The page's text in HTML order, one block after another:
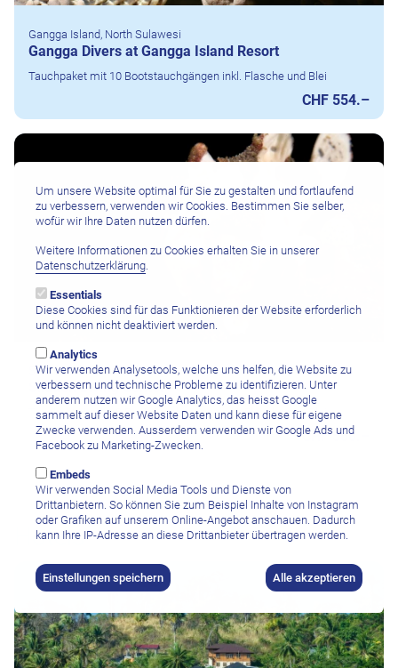
Gangga Island, North Sulawesi
Gangga Divers at Gangga Island Resort
Tauchpaket mit 10 Bootstauchgängen inkl. Flasche und Blei
CHF 554.–
Siladen Island, North Sulawesi
Siladen Diving Center
Tauchpaket mit 10 Bootstauchgängen inkl. Flasche und Blei
CHF 560.–
Hotels
Um unsere Website optimal für Sie zu gestalten und fortlaufend
zu verbessern, verwenden wir Cookies. Bestimmen Sie selber,
wofür wir Ihre Daten nutzen dürfen.
Weitere Informationen zu Cookies erhalten Sie in unserer
Datenschutzerklärung
Essentials
Diese Cookies sind für das Funktionieren der Website erforderlich
und können nicht deaktiviert werden.
Analytics
Wir verwenden Analysetools, welche uns helfen, die Website zu
verbessern und technische Probleme zu identifizieren. Unter
anderem nutzen wir Google Analytics, das heisst Google
sammelt auf dieser Website Daten und kann diese für eigene
Zwecke verwenden. Ausserdem verwenden wir Google Ads und
Facebook zu Marketing-Zwecken.
Embeds
Wir verwenden Social Media Tools und Dienste von
Drittanbietern. So können Sie zum Beispiel Inhalte von Instagram
oder Grafiken auf unserem Online-Angebot anschauen. Dadurch
kann Ihre IP-Adresse an diese Drittanbieter übertragen werden.
Einstellungen speichern Alle akzeptieren